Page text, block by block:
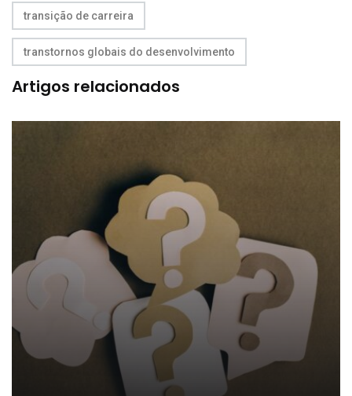
transição de carreira
transtornos globais do desenvolvimento
Artigos relacionados